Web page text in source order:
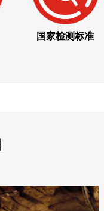
国家检测标准